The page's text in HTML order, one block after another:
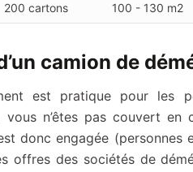
200 cartons 100 - 130 m2
camion de
est pratique pour les
vous n’êtes pas couvert
donc engagée (personnes
offres des sociétés de